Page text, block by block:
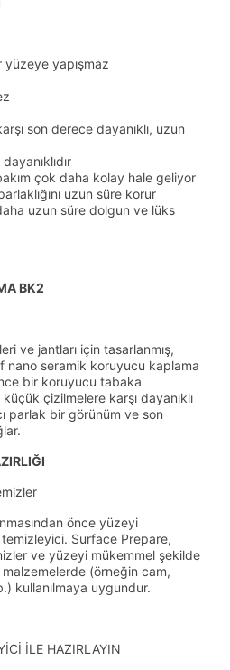
yüzeye yapışmaz
son derece dayanıklı, uzun
çok daha kolay hale geliyor
uzun süre korur
uzun süre dolgun ve lüks
BK2
ve jantları için tasarlanmış,
nano seramik koruyucu kaplama
bir koruyucu tabaka
çizilmelere karşı dayanıklı
parlak bir görünüm ve son
önce yüzeyi
temizleyici. Surface Prepare,
ve yüzeyi mükemmel şekilde
(örneğin cam,
kullanılmaya uygundur.
İLE HAZIRLAYIN